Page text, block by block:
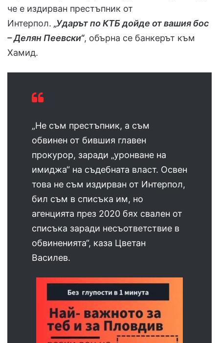
че е издирван престъпник от
Интерпол. „Ударът по КТБ дойде от вашия бос
– Делян Пеевски“, обърна се банкерът към
Хамид.
„Не съм престъпник, а съм
обвинен от бившия главен
прокурор, заради „уронване на
имиджа“ на съдебната власт. Освен
това не съм издирван от Интерпол,
бил съм в списъка им, но
агенцията през 2020 бях свален от
списъка заради несъответствие в
обвиненията“, каза Цветан
Василев.